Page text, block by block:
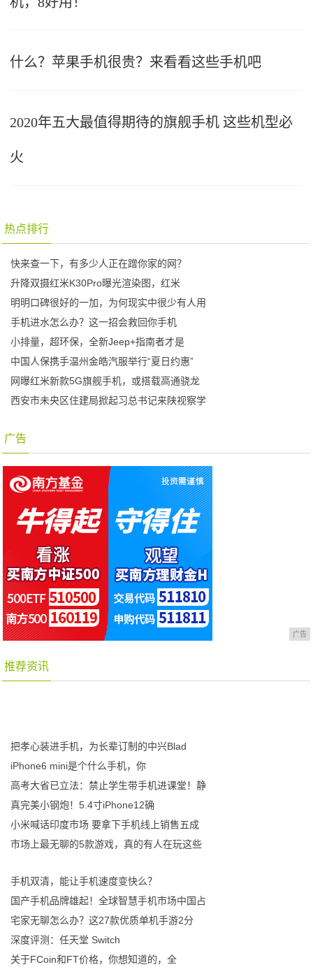
什么？苹果手机很贵？来看看这些手机吧
2020年五大最值得期待的旗舰手机 这些机型必
火
热点排行
快来查一下，有多少人正在蹭你家的网？
升降双摄红米K30Pro曝光渲染图，红米
明明口碑很好的一加，为何现实中很少有人用
手机进水怎么办？这一招会救回你手机
小排量，超环保，全新Jeep+指南者才是
中国人保携手温州金皓汽服举行“夏日约惠”
网曝红米新款5G旗舰手机，或搭载高通骁龙
西安市未央区住建局掀起习总书记来陕视察学
广告
广告
推荐资讯
把孝心装进手机，为长辈订制的中兴Blad
iPhone6 mini是个什么手机，你
高考大省已立法：禁止学生带手机进课堂！静
真完美小钢炮！5.4寸iPhone12确
小米喊话印度市场 要拿下手机线上销售五成
市场上最无聊的5款游戏，真的有人在玩这些
手机双清，能让手机速度变快么？
国产手机品牌雄起！全球智慧手机市场中国占
宅家无聊怎么办？这27款优质单机手游2分
深度评测：任天堂 Switch
关于FCoin和FT价格，你想知道的，全